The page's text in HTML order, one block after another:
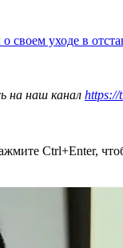
своем уходе в
на наш канал https://
Ctrl+Enter,